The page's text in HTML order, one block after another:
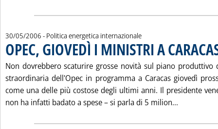
30/05/2006 - Politica energetica internazionale
OPEC, GIOVEDÌ I MINISTRI A
Non dovrebbero scaturire grosse novità sul piano produttivo
straordinaria dell'Opec in programma a Caracas giovedì
come una delle più costose degli ultimi anni. Il presidente
non ha infatti badato a spese – si parla di 5 milion...